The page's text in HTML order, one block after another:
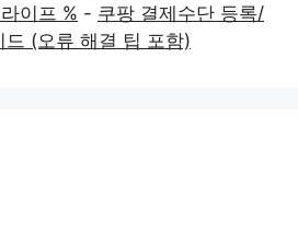
이프 % - 쿠팡 결제수단 등록/
(오류 해결 팁 포함)